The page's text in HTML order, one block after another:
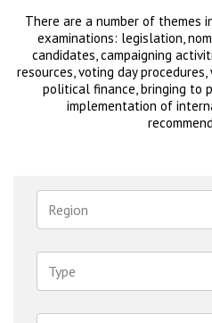
There are a number of
examinations: legislation,
candidates, campaigning
resources, voting day
political finance, bringing to
implementation of
Region
Type